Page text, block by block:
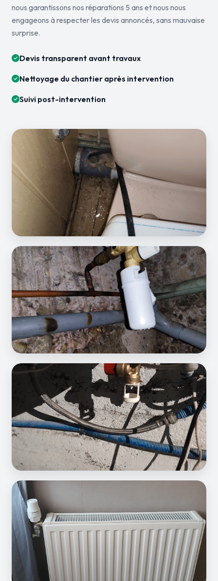
nous garantissons nos réparations 5 ans et nous nous
engageons à respecter les devis annoncés, sans mauvaise
surprise.
Devis transparent avant travaux
Nettoyage du chantier après intervention
Suivi post-intervention